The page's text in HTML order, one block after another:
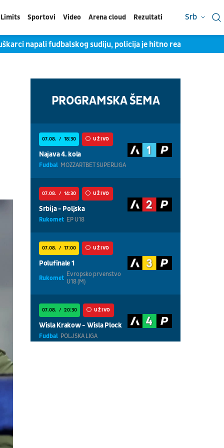
Limits Sportovi Video Arena cloud Rezultati Srb
napali fudbalskog sudiju, policija je hitno reagovala
PROGRAMSKA ŠEMA
07.08. 18:30 UŽIVO
Najava 4. kola
Fudbal MOZZARTBET SUPERLIGA
07.08. 14:30 UŽIVO
Srbija - Poljska
Rukomet EP U18
07.08. 17:00 UŽIVO
Polufinale 1
Rukomet Evropsko prvenstvo
U18 (M)
07.08. 20:30 UŽIVO
Wisla Krakow - Wisla Plock
Fudbal POLJSKA LIGA